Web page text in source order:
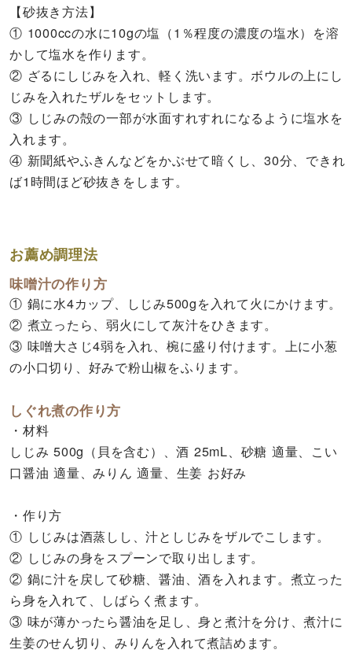
【砂抜き方法】
① 1000ccの水に10gの塩（1％程度の濃度の塩水）を溶
かして塩水を作ります。
② ざるにしじみを入れ、軽く洗います。ボウルの上にし
じみを入れたザルをセットします。
③ しじみの殻の一部が水面すれすれになるように塩水を
入れます。
④ 新聞紙やふきんなどをかぶせて暗くし、30分、できれ
ば1時間ほど砂抜きをします。
お薦め調理法
味噌汁の作り方
① 鍋に水4カップ、しじみ500gを入れて火にかけます。
② 煮立ったら、弱火にして灰汁をひきます。
③ 味噌大さじ4弱を入れ、椀に盛り付けます。上に小葱
の小口切り、好みで粉山椒をふります。
しぐれ煮の作り方
・材料
しじみ 500g（貝を含む）、酒 25mL、砂糖 適量、こい
口醤油 適量、みりん 適量、生姜 お好み
・作り方
① しじみは酒蒸しし、汁としじみをザルでこします。
② しじみの身をスプーンで取り出します。
② 鍋に汁を戻して砂糖、醤油、酒を入れます。煮立った
ら身を入れて、しばらく煮ます。
③ 味が薄かったら醤油を足し、身と煮汁を分け、煮汁に
生姜のせん切り、みりんを入れて煮詰めます。